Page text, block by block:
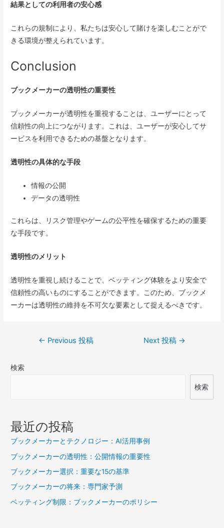
結果としての利用者の安心感
これらの規制により、私たちは安心して賭けを楽しむことがで
きる環境が整えられています。
Conclusion
ブックメーカーの透明性の重要性
ブックメーカーが透明性を重視することは、ユーザーにとって
信頼性の向上につながります。これは、ユーザーが安心してサ
ービスを利用できるための基盤となります。
透明性の具体的な手段
情報の公開
データの透明性
これらは、リスク管理やゲームの公平性を確保するための重要
な手段です。
透明性のメリット
透明性を重視し続けることで、ベッティング体験をより安全で
信頼性の高いものにすることができます。このため、ブックメ
ーカーは透明性の維持を不可欠な要素として捉えるべきです。
ー
シ
ョ
ン
← Previous 投稿 Next 投稿 →
検索
検索
最近の投稿
ブックメーカーとテクノロジー：AI活用事例
ブックメーカーの透明性：公開情報の重要性
ブックメーカー選択：重要な15の基準
ブックメーカーの将来：専門家予測
ベッティング制限：ブックメーカーのポリシー